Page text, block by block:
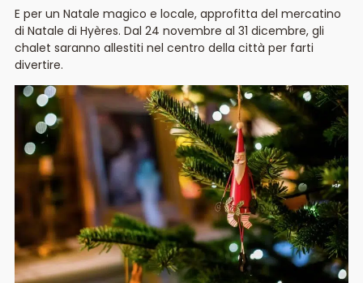
E per un Natale magico e locale, approfitta del mercatino
di Natale di Hyères. Dal 24 novembre al 31 dicembre, gli
chalet saranno allestiti nel centro della città per farti
divertire.